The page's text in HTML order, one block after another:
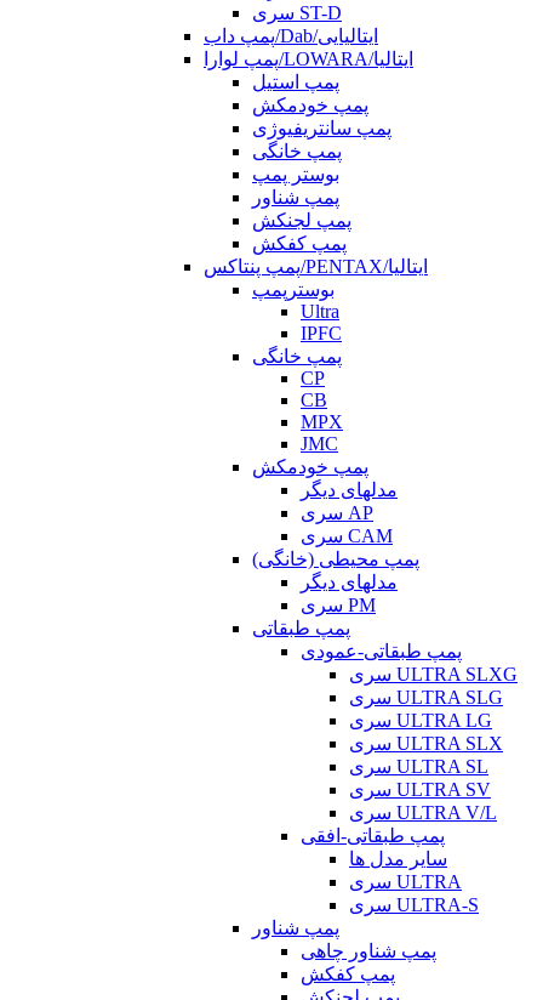
سری ST-D
پمپ داب/Dab/ایتالیایی
پمپ لوارا/LOWARA/ایتالیا
پمپ استیل
پمپ خودمکش
پمپ سانتریفیوژی
پمپ خانگی
بوستر پمپ
پمپ شناور
پمپ لجنکش
پمپ کفکش
پمپ پنتاکس/PENTAX/ایتالیا
بوسترپمپ
Ultra
IPFC
پمپ خانگی
CP
CB
MPX
JMC
پمپ خودمکش
مدلهای دیگر
سری AP
سری CAM
پمپ محیطی (خانگی)
مدلهای دیگر
سری PM
پمپ طبقاتی
پمپ طبقاتی-عمودی
سری ULTRA SLXG
سری ULTRA SLG
سری ULTRA LG
سری ULTRA SLX
سری ULTRA SL
سری ULTRA SV
سری ULTRA V/L
پمپ طبقاتی-افقی
سایر مدل ها
سری ULTRA
سری ULTRA-S
پمپ شناور
پمپ شناور چاهی
پمپ کفکش